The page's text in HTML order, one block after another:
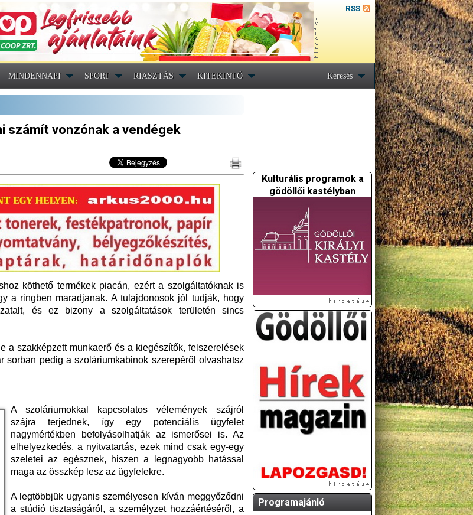
RSS
MINDENNAPI SPORT RIASZTÁS KITEKINTŐ Keresés
számít vonzónak a vendégek
köthető termékek piacán, ezért a szolgáltatóknak is
a ringben maradjanak. A tulajdonosok jól tudják, hogy
és ez bizony a szolgáltatások területén sincs
a szakképzett munkaerő és a kiegészítők, felszerelések
sorban pedig a szoláriumkabinok szerepéről olvashatsz
A szoláriumokkal kapcsolatos vélemények szájról
szájra terjednek, így egy potenciális ügyfelet
nagymértékben befolyásolhatják az ismerősei is. Az
elhelyezkedés, a nyitvatartás, ezek mind csak egy-egy
szeletei az egésznek, hiszen a legnagyobb hatással
maga az összkép lesz az ügyfelekre.
A legtöbbjük ugyanis személyesen kíván meggyőződni
a stúdió tisztaságáról, a személyzet hozzáértéséről, a
Kulturális programok a
gödöllői kastélyban
Programajánló